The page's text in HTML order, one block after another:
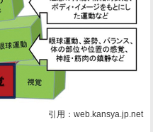
引用：web.kansya.jp.net